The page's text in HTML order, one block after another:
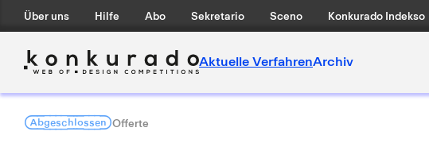
Über uns Hilfe Abo Sekretario Sceno Konkurado Indekso
Aktuelle VerfahrenArchiv
AbgeschlossenOfferte